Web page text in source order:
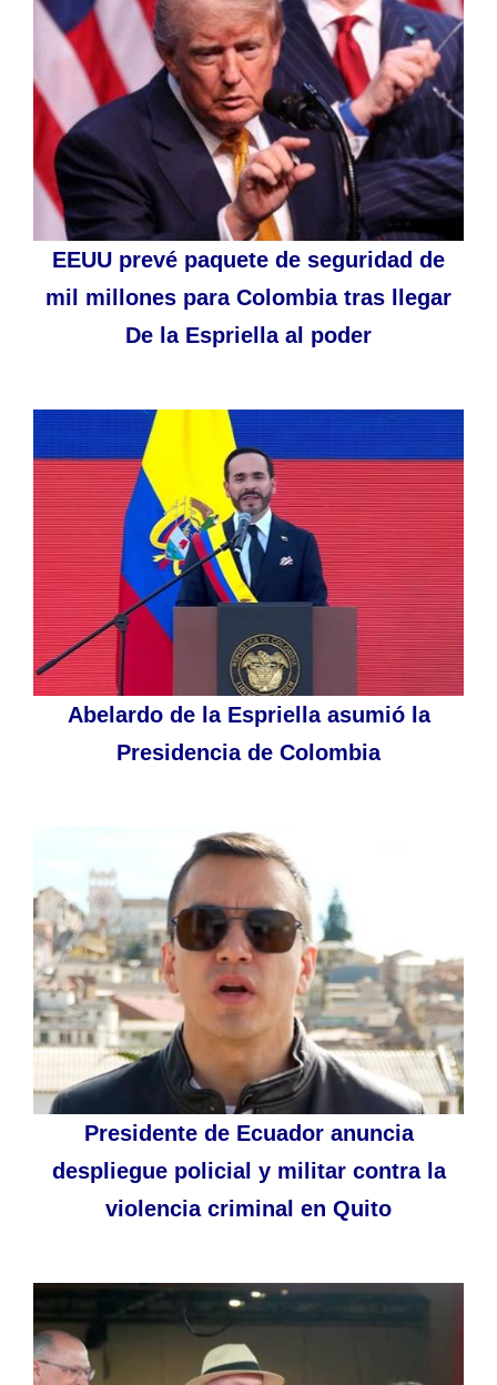
EEUU prevé paquete de seguridad de
mil millones para Colombia tras llegar
De la Espriella al poder
Abelardo de la Espriella asumió la
Presidencia de Colombia
Presidente de Ecuador anuncia
despliegue policial y militar contra la
violencia criminal en Quito